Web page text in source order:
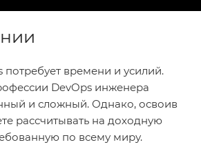
потребует времени и усилий.
DevOps инженера
и сложный. Однако, освоив
рассчитывать на доходную
по всему миру.